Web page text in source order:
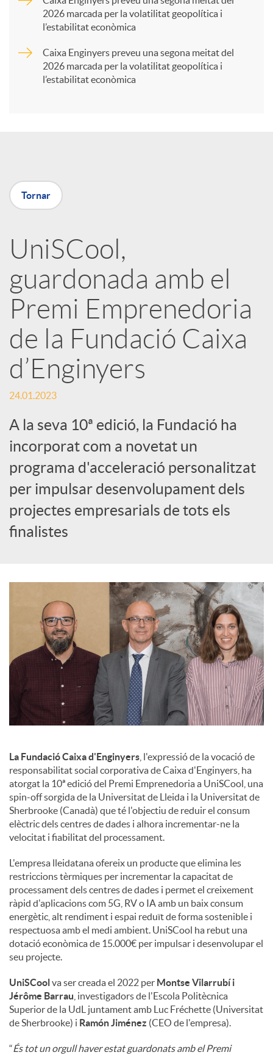
X
r
x
e
s
S
o
c
i
s
2026 marcada per la volatilitat geopolítica i
l’estabilitat econòmica
Caixa Enginyers preveu una segona meitat del
2026 marcada per la volatilitat geopolítica i
l’estabilitat econòmica
Tornar
UniSCool,
guardonada amb el
Premi Emprenedoria
de la Fundació Caixa
d’Enginyers
24.01.2023
A la seva 10ª edició, la Fundació ha
incorporat com a novetat un
programa d'acceleració personalitzat
per impulsar desenvolupament dels
projectes empresarials de tots els
finalistes
La Fundació Caixa d'Enginyers , l'expressió de la vocació de
responsabilitat social corporativa de Caixa d'Enginyers, ha
atorgat la 10ª edició del Premi Emprenedoria a UniSCool, una
spin-off sorgida de la Universitat de Lleida i la Universitat de
Sherbrooke (Canadà) que té l'objectiu de reduir el consum
elèctric dels centres de dades i alhora incrementar-ne la
velocitat i fiabilitat del processament.
L'empresa lleidatana ofereix un producte que elimina les
restriccions tèrmiques per incrementar la capacitat de
processament dels centres de dades i permet el creixement
ràpid d'aplicacions com 5G, RV o IA amb un baix consum
energètic, alt rendiment i espai reduït de forma sostenible i
respectuosa amb el medi ambient. UniSCool ha rebut una
dotació econòmica de 15.000€ per impulsar i desenvolupar el
seu projecte.
UniSCool va ser creada el 2022 per Montse Vilarrubí i
Jérôme Barrau , investigadors de l'Escola Politècnica
Superior de la UdL juntament amb Luc Fréchette (Universitat
de Sherbrooke) i Ramón Jiménez (CEO de l'empresa).
“És tot un orgull haver estat guardonats amb el Premi